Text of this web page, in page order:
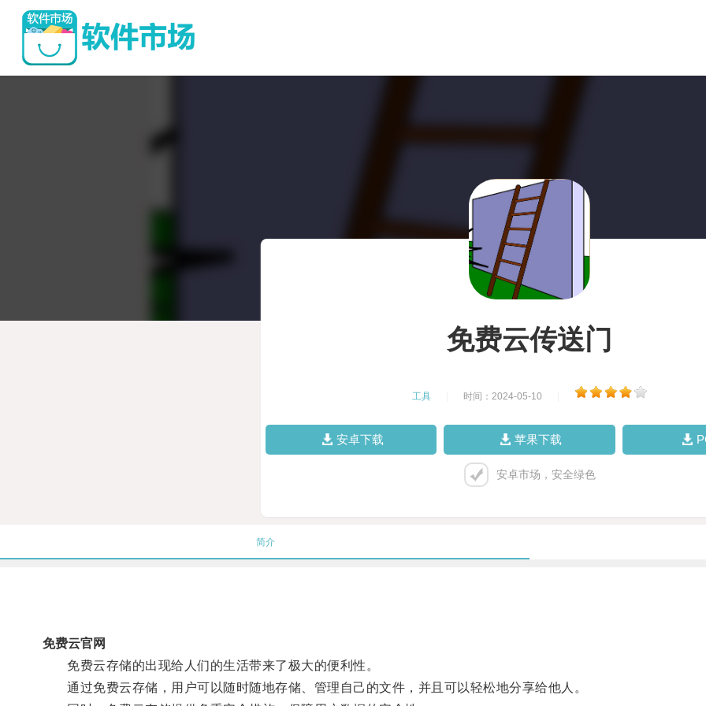
免费云传送门
工具 时间：2024-05-10
安卓下载 苹果下载
安卓市场，安全绿色
简介
免费云官网
免费云存储的出现给人们的生活带来了极大的便利性。
通过免费云存储，用户可以随时随地存储、管理自己的文件，并且可以轻松地分享给他人。